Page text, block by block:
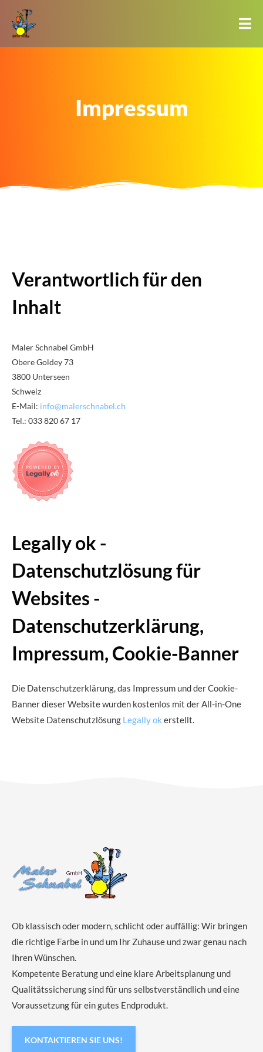
Impressum
Verantwortlich für den
Inhalt
Maler Schnabel GmbH
Obere Goldey 73
3800 Unterseen
Schweiz
E-Mail: info@malerschnabel.ch
Tel.: 033 820 67 17
Legally ok -
Datenschutzlösung für
Websites -
Datenschutzerklärung,
Impressum, Cookie-Banner
Die Datenschutzerklärung, das Impressum und der Cookie-
Banner dieser Website wurden kostenlos mit der All-in-One
Website Datenschutzlösung Legally ok erstellt.
Ob klassisch oder modern, schlicht oder auffällig: Wir bringen
die richtige Farbe in und um Ihr Zuhause und zwar genau nach
Ihren Wünschen.
Kompetente Beratung und eine klare Arbeitsplanung und
Qualitätssicherung sind für uns selbstverständlich und eine
Voraussetzung für ein gutes Endprodukt.
KONTAKTIEREN SIE UNS!